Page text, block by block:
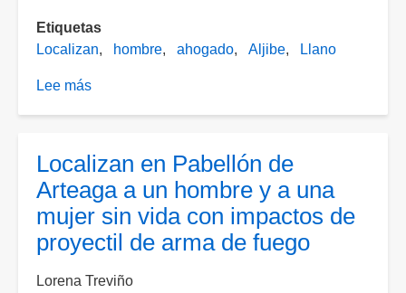
Etiquetas
Localizan
hombre ahogado Aljibe Llano
Lee más
un
aljibe
un
hombre
75
Localizan en Pabellón de
Arteaga a un hombre y a una
mujer sin vida con impactos de
proyectil de arma de fuego
Lorena Treviño